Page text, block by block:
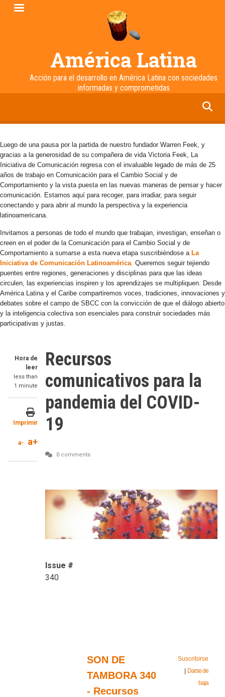
Pasar
América Latina
Acción para el desarrollo en América Latina con sociedades
informadas y comprometidas
Luego de una pausa por la partida de nuestro fundador Warren Feek, y
gracias a la generosidad de su compañera de vida Victoria Feek, La
Iniciativa de Comunicación regresa con el invaluable legado de más de 25
años de trabajo en Comunicación para el Cambio Social y de
Comportamiento y la vista puesta en las nuevas maneras de pensar y hacer
comunicación. Estamos aquí para recoger, para irradiar, para seguir
conectando y para abrir al mundo la perspectiva y la experiencia
latinoamericana.
Invitamos a personas de todo el mundo que trabajan, investigan, enseñan o
creen en el poder de la Comunicación para el Cambio Social y de
Comportamiento a sumarse a esta nueva etapa suscribiéndose a La
Iniciativa de Comunicación Latinoamérica. Queremos seguir tejiendo
puentes entre regiones, generaciones y disciplinas para que las ideas
circulen, las experiencias inspiren y los aprendizajes se multipliquen. Desde
América Latina y el Caribe compartiremos voces, tradiciones, innovaciones y
debates sobre el campo de SBCC con la convicción de que el diálogo abierto
y la inteligencia colectiva son esenciales para construir sociedades más
participativas y justas.
Hora de
leer
less than
1 minute
Imprimir
a- a+
Recursos
comunicativos para la
pandemia del COVID-
19
0 comments
Issue #
340
SON DE
TAMBORA 340
- Recursos
Suscribirse
Darse de
baja